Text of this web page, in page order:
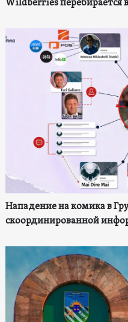
Wildberries перебирается
Нападение на комика в
скоординированной